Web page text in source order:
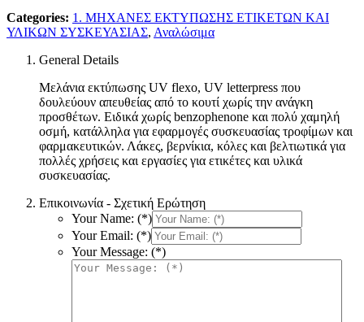
Categories: 1. ΜΗΧΑΝΕΣ ΕΚΤΥΠΩΣΗΣ ΕΤΙΚΕΤΩΝ ΚΑΙ
ΥΛΙΚΩΝ ΣΥΣΚΕΥΑΣΙΑΣ, Αναλώσιμα
General Details
Μελάνια εκτύπωσης UV flexo, UV letterpress που
δουλεύουν απευθείας από το κουτί χωρίς την ανάγκη
προσθέτων. Ειδικά χωρίς benzophenone και πολύ χαμηλή
οσμή, κατάλληλα για εφαρμογές συσκευασίας τροφίμων και
φαρμακευτικών. Λάκες, βερνίκια, κόλες και βελτιωτικά για
πολλές χρήσεις και εργασίες για ετικέτες και υλικά
συσκευασίας.
Επικοινωνία - Σχετική Ερώτηση
Your Name: (*)
Your Email: (*)
Your Message: (*)